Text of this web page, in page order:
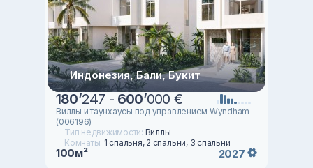
Индонезия, Бали, Букит
180’247 - 600’000 €
Виллы и таунхаусы под управлением Wyndham
(006196)
Тип недвижимости: Виллы
Комнаты: 1 спальня, 2 спальни, 3 спальни
100м² 2027